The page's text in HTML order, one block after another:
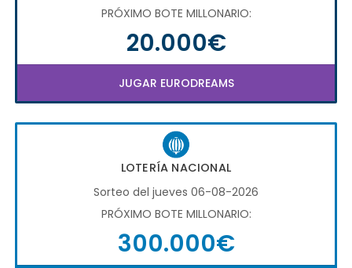
PRÓXIMO BOTE MILLONARIO:
20.000€
JUGAR EURODREAMS
LOTERÍA NACIONAL
Sorteo del jueves 06-08-2026
PRÓXIMO BOTE MILLONARIO:
300.000€